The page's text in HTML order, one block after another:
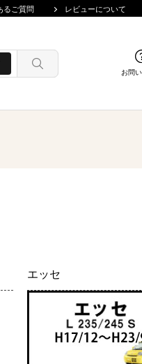
るご質問 レビューについて
お問
エッセ